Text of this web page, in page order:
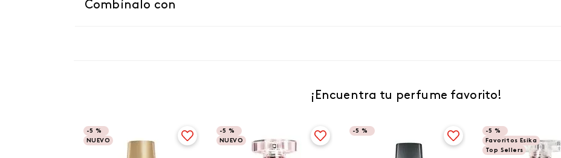
Combínalo con
¡Encuentra tu perfume favorito!
-5 %
NUEVO
-5 %
NUEVO
-5 % -5 %
Favoritos Esika
Top Sellers